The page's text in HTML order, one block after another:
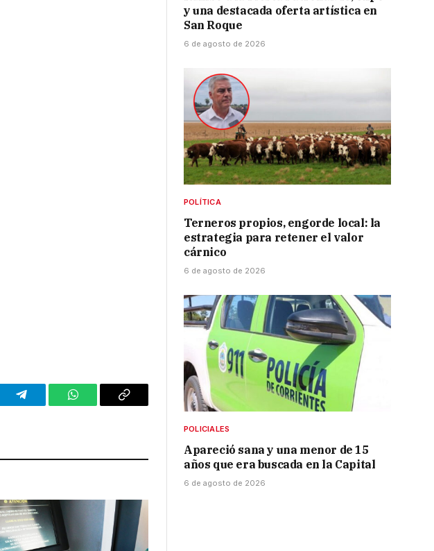
Telegram WhatsAppCopy
y una destacada oferta artística en
San Roque
6 de agosto de 2026
POLÍTICA
Terneros propios, engorde local: la
estrategia para retener el valor
cárnico
6 de agosto de 2026
POLICIALES
Apareció sana y una menor de 15
años que era buscada en la Capital
6 de agosto de 2026